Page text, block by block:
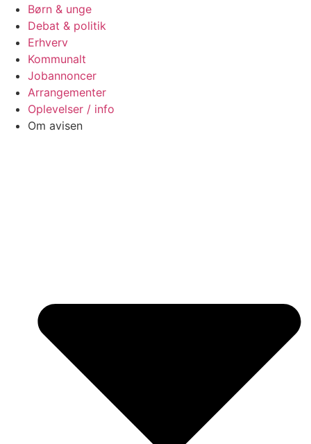
Børn & unge
Debat & politik
Erhverv
Kommunalt
Jobannoncer
Arrangementer
Oplevelser / info
Om avisen